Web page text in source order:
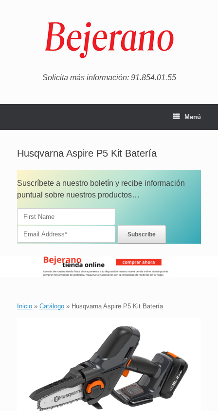
Solicita más información: 91.854.01.55
Menú
Husqvarna Aspire P5 Kit Batería
Suscríbete a nuestro boletín y recibe información
puntual sobre nuestros productos…
Inicio » Catálogo » Husqvarna Aspire P5 Kit Batería